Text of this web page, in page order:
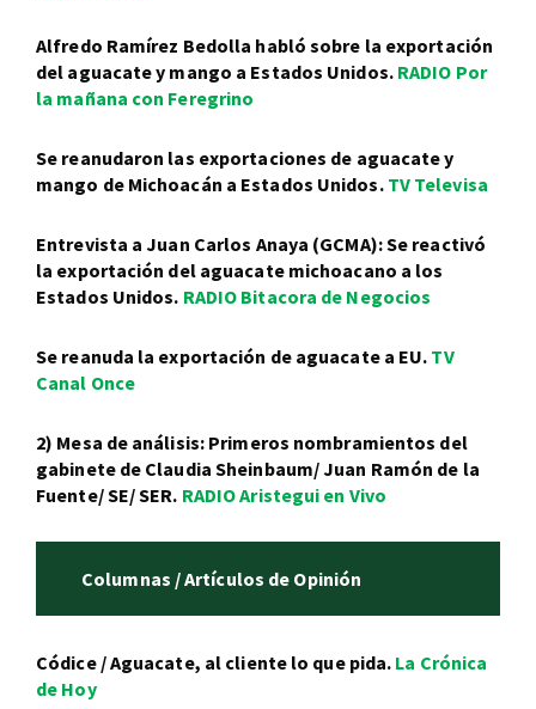
Alfredo Ramírez Bedolla habló sobre la exportación
del aguacate y mango a Estados Unidos. RADIO Por
la mañana con Feregrino
Se reanudaron las exportaciones de aguacate y
mango de Michoacán a Estados Unidos. TV Televisa
Entrevista a Juan Carlos Anaya (GCMA): Se reactivó
la exportación del aguacate michoacano a los
Estados Unidos. RADIO Bitacora de Negocios
Se reanuda la exportación de aguacate a EU. TV
Canal Once
2) Mesa de análisis: Primeros nombramientos del
gabinete de Claudia Sheinbaum/ Juan Ramón de la
Fuente/ SE/ SER. RADIO Aristegui en Vivo
Columnas / Artículos de Opinión
Códice / Aguacate, al cliente lo que pida. La Crónica
de Hoy